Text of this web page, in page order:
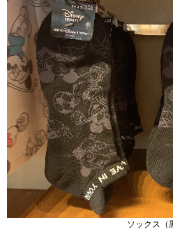
ソックス（